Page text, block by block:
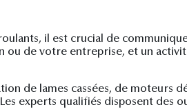
il est crucial de
ou de votre entreprise, et un
de lames cassées, de moteurs
experts qualifiés disposent